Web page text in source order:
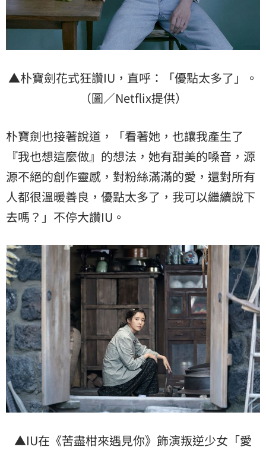
▲朴寶劍花式狂讚IU，直呼：「優點太多了」。
（圖／Netflix提供）
朴寶劍也接著說道，「看著她，也讓我產生了
『我也想這麼做』的想法，她有甜美的嗓音，源
源不絕的創作靈感，對粉絲滿滿的愛，還對所有
人都很溫暖善良，優點太多了，我可以繼續說下
去嗎？」不停大讚IU。
▲IU在《苦盡柑來遇見你》飾演叛逆少女「愛